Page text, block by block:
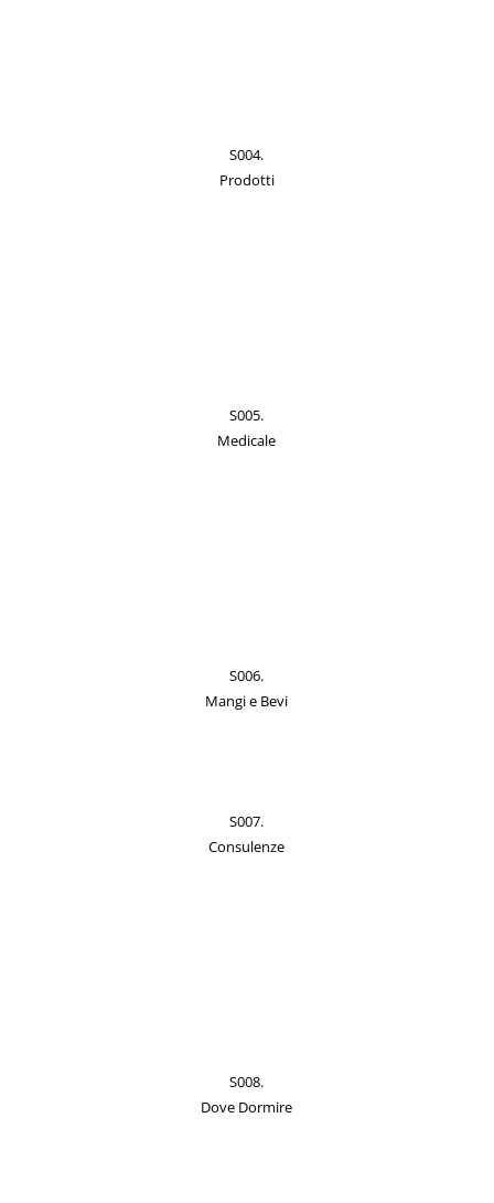
S004.
Prodotti
S005.
Medicale
S006.
Mangi e Bevi
S007.
Consulenze
S008.
Dove Dormire